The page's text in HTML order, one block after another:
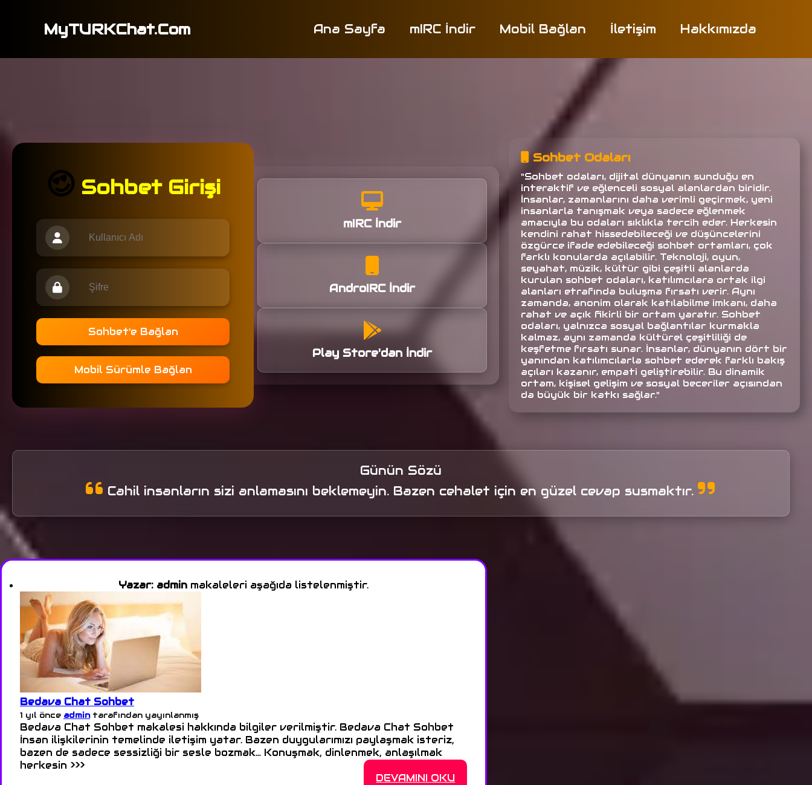
MyTURKChat.Com Ana Sayfa mIRC İndir Mobil Bağlan İletişim Hakkımızda
😍 Sohbet Girişi
Sohbet'e Bağlan
Mobil Sürümle Bağlan
mIRC İndir
AndroIRC İndir
Play Store'dan İndir
Sohbet Odaları
"Sohbet odaları, dijital dünyanın sunduğu en
interaktif ve eğlenceli sosyal alanlardan biridir.
İnsanlar, zamanlarını daha verimli geçirmek, yeni
insanlarla tanışmak veya sadece eğlenmek
amacıyla bu odaları sıklıkla tercih eder. Herkesin
kendini rahat hissedebileceği ve düşüncelerini
özgürce ifade edebileceği sohbet ortamları, çok
farklı konularda açılabilir. Teknoloji, oyun,
seyahat, müzik, kültür gibi çeşitli alanlarda
kurulan sohbet odaları, katılımcılara ortak ilgi
alanları etrafında buluşma fırsatı verir. Aynı
zamanda, anonim olarak katılabilme imkanı, daha
rahat ve açık fikirli bir ortam yaratır. Sohbet
odaları, yalnızca sosyal bağlantılar kurmakla
kalmaz, aynı zamanda kültürel çeşitliliği de
keşfetme fırsatı sunar. İnsanlar, dünyanın dört bir
yanından katılımcılarla sohbet ederek farklı bakış
açıları kazanır, empati geliştirebilir. Bu dinamik
ortam, kişisel gelişim ve sosyal beceriler açısından
da büyük bir katkı sağlar."
Günün Sözü
Cahil insanların sizi anlamasını beklemeyin. Bazen cehalet için en güzel cevap susmaktır.
Yazar: admin makaleleri aşağıda listelenmiştir.
Bedava Chat Sohbet
1 yıl önce admintarafından yayınlanmış
Bedava Chat Sohbet makalesi hakkında bilgiler verilmiştir. Bedava Chat Sohbet
İnsan ilişkilerinin temelinde iletişim yatar. Bazen duygularımızı paylaşmak isteriz,
bazen de sadece sessizliği bir sesle bozmak… Konuşmak, dinlenmek, anlaşılmak
herkesin >>>
DEVAMINI OKU